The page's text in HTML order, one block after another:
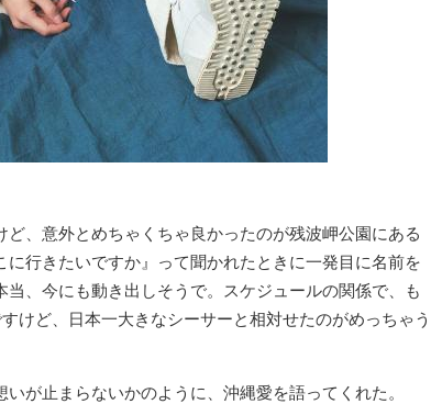
ど、意外とめちゃくちゃ良かったのが残波岬公園にある
行きたいですか』って聞かれたときに一発目に名前を
、今にも動き出しそうで。スケジュールの関係で、も
けど、日本一大きなシーサーと相対せたのがめっちゃう
が止まらないかのように、沖縄愛を語ってくれた。